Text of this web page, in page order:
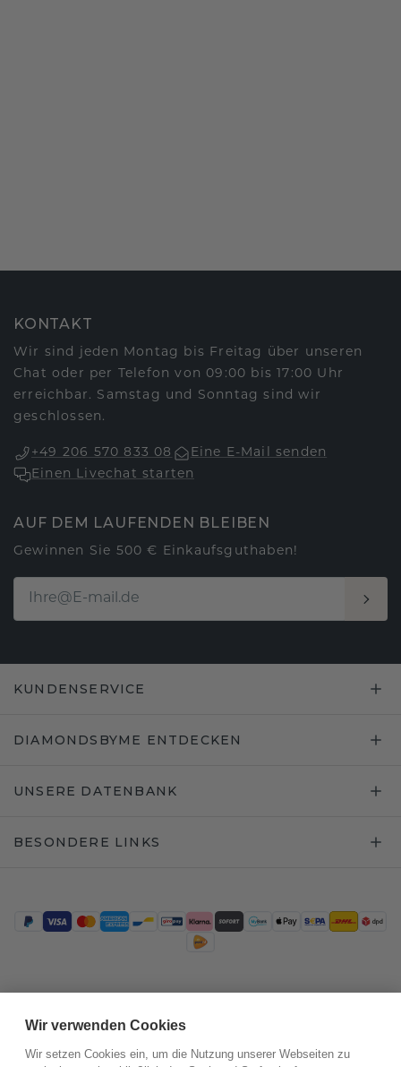
KONTAKT
Wir sind jeden Montag bis Freitag über unseren
Chat oder per Telefon von 09:00 bis 17:00 Uhr
erreichbar. Samstag und Sonntag sind wir
geschlossen.
+49 206 570 833 08
Eine E-Mail senden
Einen Livechat starten
AUF DEM LAUFENDEN BLEIBEN
Gewinnen Sie 500 € Einkaufsguthaben!
KUNDENSERVICE
DIAMONDSBYME ENTDECKEN
UNSERE DATENBANK
BESONDERE LINKS
Wir verwenden Cookies
Wir setzen Cookies ein, um die Nutzung unserer Webseiten zu